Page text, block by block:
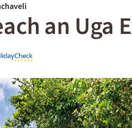
an Uga